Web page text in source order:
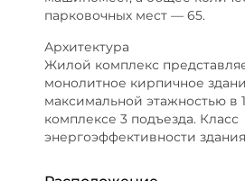
парковочных мест — 65.
Архитектура
Жилой комплекс
монолитное кирпичное
максимальной этажностью в
комплексе 3 подъезда. Класс
энергоэффективности